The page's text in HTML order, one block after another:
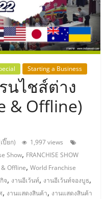
Starting a Business
นไชส์ต่าง
& Offline)
ปี๊ยก)
1,997 views
Show, FRANCHISE SHOW
Offline,World Franchise
จ, งานอีเว้นท์, งานอีเว้นท์จองบูธ,
, งานแสดงสินค้า, งานแสดงสินค้า